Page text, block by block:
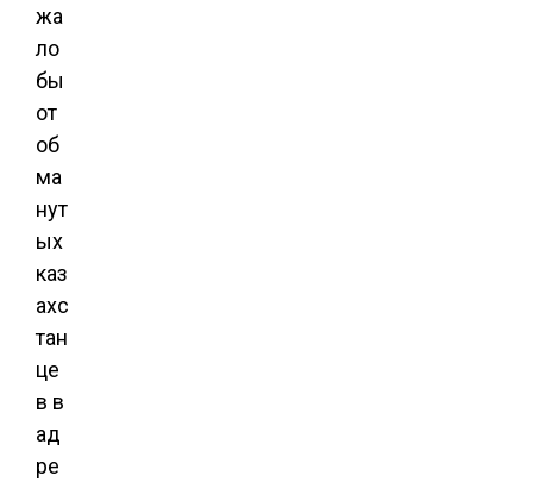
жа
ло
бы
от
об
ма
нут
ых
каз
ахс
тан
це
в в
ад
ре